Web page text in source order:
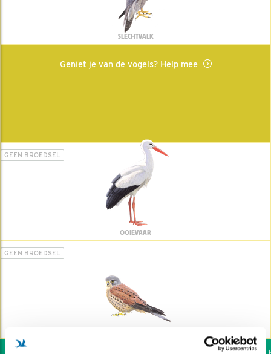
SLECHTVALK
Geniet je van de vogels? Help mee
GEEN BROEDSEL
OOIEVAAR
GEEN BROEDSEL